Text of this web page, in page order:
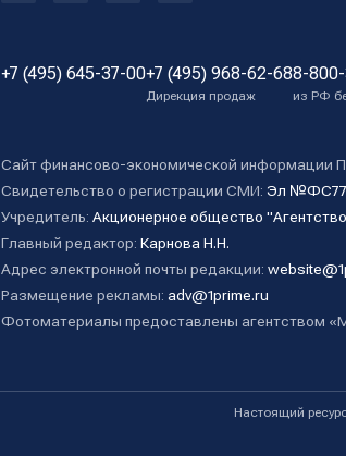
+7 (495) 645-37-00+7 (495) 968-62-68
Дирекция продаж
8-
из РФ
Сайт финансово-экономической информации
Свидетельство о регистрации СМИ: Эл №ФС77-
Учредитель: Акционерное общество
Главный редактор: Карнова Н.Н.
Адрес электронной почты редакции:
Размещение рекламы: adv@1prime.ru
Фотоматериалы предоставлены агентством
Настоящий